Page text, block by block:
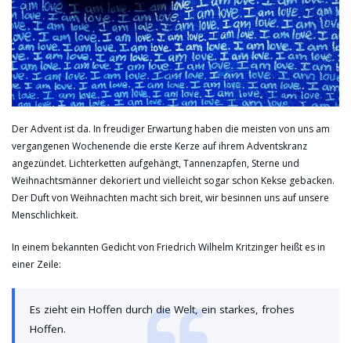
Der Advent ist da. In freudiger Erwartung haben die meisten von uns am
vergangenen Wochenende die erste Kerze auf ihrem Adventskranz
angezündet. Lichterketten aufgehängt, Tannenzapfen, Sterne und
Weihnachtsmänner dekoriert und vielleicht sogar schon Kekse gebacken.
Der Duft von Weihnachten macht sich breit, wir besinnen uns auf unsere
Menschlichkeit.
In einem bekannten Gedicht von Friedrich Wilhelm Kritzinger heißt es in
einer Zeile:
Es zieht ein Hoffen durch die Welt, ein starkes, frohes
Hoffen.